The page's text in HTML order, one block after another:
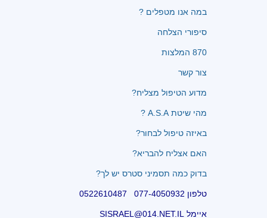
במה אנו מטפלים ?
סיפורי הצלחה
870 המלצות
צור קשר
מדוע הטיפול מצליח?
מהי שיטת A.S.A ?
באיזה טיפול לבחור?
האם אצליח להבריא?
בדוק כמה תסמיני סטרס יש לך?
טלפון 077-4050932 0522610487
איימל SISRAEL@014.NET.IL